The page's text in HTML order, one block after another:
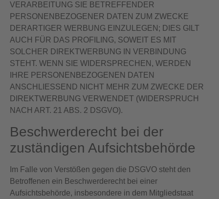
VERARBEITUNG SIE BETREFFENDER
PERSONENBEZOGENER DATEN ZUM ZWECKE
DERARTIGER WERBUNG EINZULEGEN; DIES GILT
AUCH FÜR DAS PROFILING, SOWEIT ES MIT
SOLCHER DIREKTWERBUNG IN VERBINDUNG
STEHT. WENN SIE WIDERSPRECHEN, WERDEN
IHRE PERSONENBEZOGENEN DATEN
ANSCHLIESSEND NICHT MEHR ZUM ZWECKE DER
DIREKTWERBUNG VERWENDET (WIDERSPRUCH
NACH ART. 21 ABS. 2 DSGVO).
Beschwerde­recht bei der
zuständigen Aufsichts­behörde
Im Falle von Verstößen gegen die DSGVO steht den
Betroffenen ein Beschwerderecht bei einer
Aufsichtsbehörde, insbesondere in dem Mitgliedstaat